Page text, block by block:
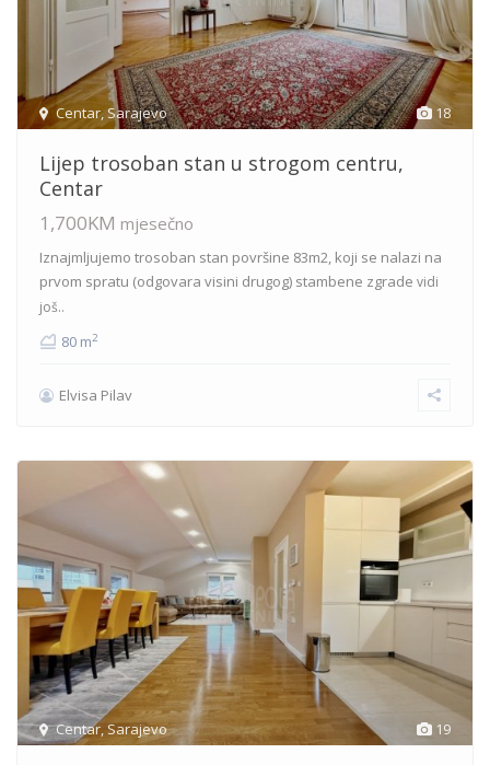
18
Centar,Sarajevo
Lijep trosoban stan u strogom centru,
Centar
1,700KM mjesečno
Iznajmljujemo trosoban stan površine 83m2, koji se nalazi na
prvom spratu (odgovara visini drugog) stambene zgrade vidi
još..
80 m2
Elvisa Pilav
19
Centar,Sarajevo